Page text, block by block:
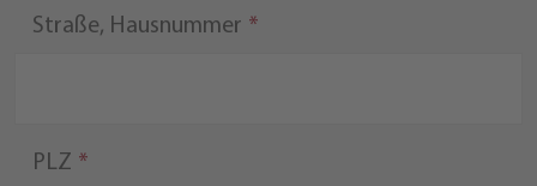
Straße, Hausnummer
PLZ